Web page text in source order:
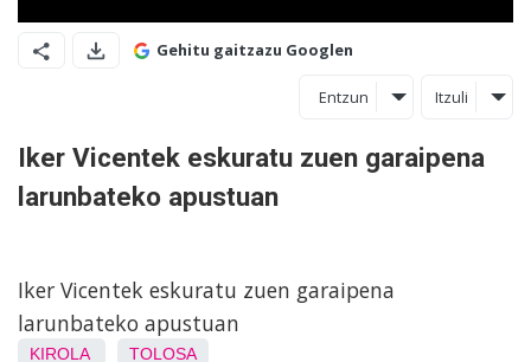
Gehitu gaitzazu Googlen
Entzun Itzuli
Iker Vicentek eskuratu zuen garaipena
larunbateko apustuan
Iker Vicentek eskuratu zuen garaipena
larunbateko apustuan
KIROLA TOLOSA